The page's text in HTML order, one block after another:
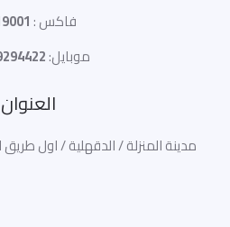
فاكس :
موبايل:
العنوان
مدينة المنزلة / الدقهلية / اول طريق